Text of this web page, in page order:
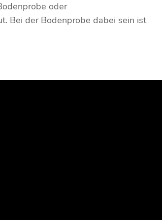
oder
Bei der Bodenprobe dabei sein ist